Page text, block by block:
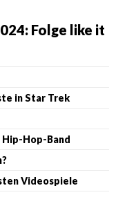
Folge like it
in Star Trek
Hop-Band
Videospiele